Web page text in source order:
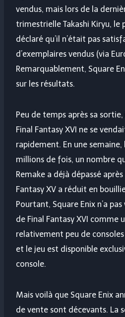
vendus, mais lors de la
trimestrielle Takashi Kiryu, le
déclaré qu’il n’était pas
d’exemplaires vendus (via
Remarquablement, Square
sur les résultats.
Peu de temps après sa
Final Fantasy XVI ne se
rapidement. En une semaine,
millions de fois, un nombre
Remake a déjà dépassé
Fantasy XV a réduit en
Pourtant, Square Enix n’a
de Final Fantasy XVI comme
relativement peu de
et le jeu est disponible
console.
Mais voilà que Square Enix
de vente sont décevants. La